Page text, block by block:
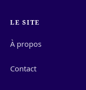
LE SITE
À propos
Contact